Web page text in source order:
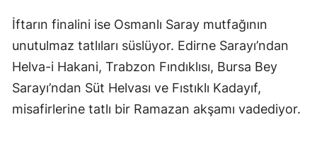
İftarın finalini ise Osmanlı Saray mutfağının
unutulmaz tatlıları süslüyor. Edirne Sarayı’ndan
Helva-i Hakani, Trabzon Fındıklısı, Bursa Bey
Sarayı’ndan Süt Helvası ve Fıstıklı Kadayıf,
misafirlerine tatlı bir Ramazan akşamı vadediyor.